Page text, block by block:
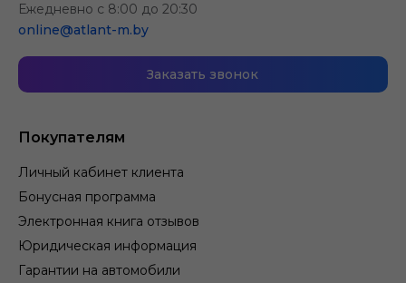
Покупателям
Личный кабинет клиента
Бонусная программа
Электронная книга отзывов
Юридическая информация
Гарантии на автомобили
Ежедневно с 8:00 до 20:30
online@atlant-m.by
Заказать звонок